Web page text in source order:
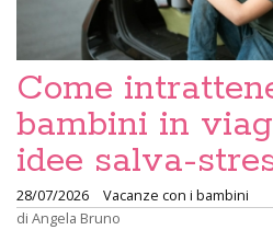
Come
bambini in
idee salva-
28/07/2026
Vacanze con i bambini
di Angela Bruno